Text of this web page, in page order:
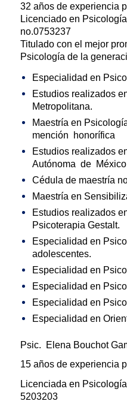
32 años de experiencia
Licenciado en
no.0753237
Titulado con el mejor
Psicología de la
Especialidad en
Estudios realizados
Metropolitana.
Maestría en
mención honorífica
Estudios realizados
Autónoma de
Cédula de maestría
Maestría en
Estudios realizados
Psicoterapia Gestalt.
Especialidad en
adolescentes.
Especialidad en
Especialidad en
Especialidad en
Especialidad en
Psic. Elena Bouchot
15 años de experiencia
Licenciada en
5203203